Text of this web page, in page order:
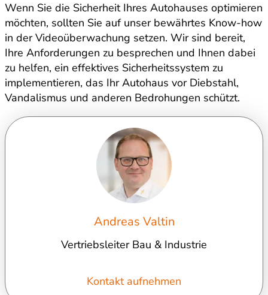
Wenn Sie die Sicherheit Ihres Autohauses optimieren
möchten, sollten Sie auf unser bewährtes Know-how
in der Videoüberwachung setzen. Wir sind bereit,
Ihre Anforderungen zu besprechen und Ihnen dabei
zu helfen, ein effektives Sicherheitssystem zu
implementieren, das Ihr Autohaus vor Diebstahl,
Vandalismus und anderen Bedrohungen schützt.
Andreas Valtin
Vertriebsleiter Bau & Industrie
Kontakt aufnehmen